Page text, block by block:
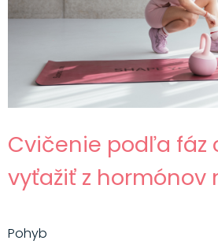
Cvičenie podľa fáz
vyťažiť z hormónov
Pohyb